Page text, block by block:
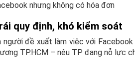
nhưng không có hóa đơn
quy định, khó kiểm soát
người đề xuất làm việc với
TP.HCM – nêu TP đang nỗ lực